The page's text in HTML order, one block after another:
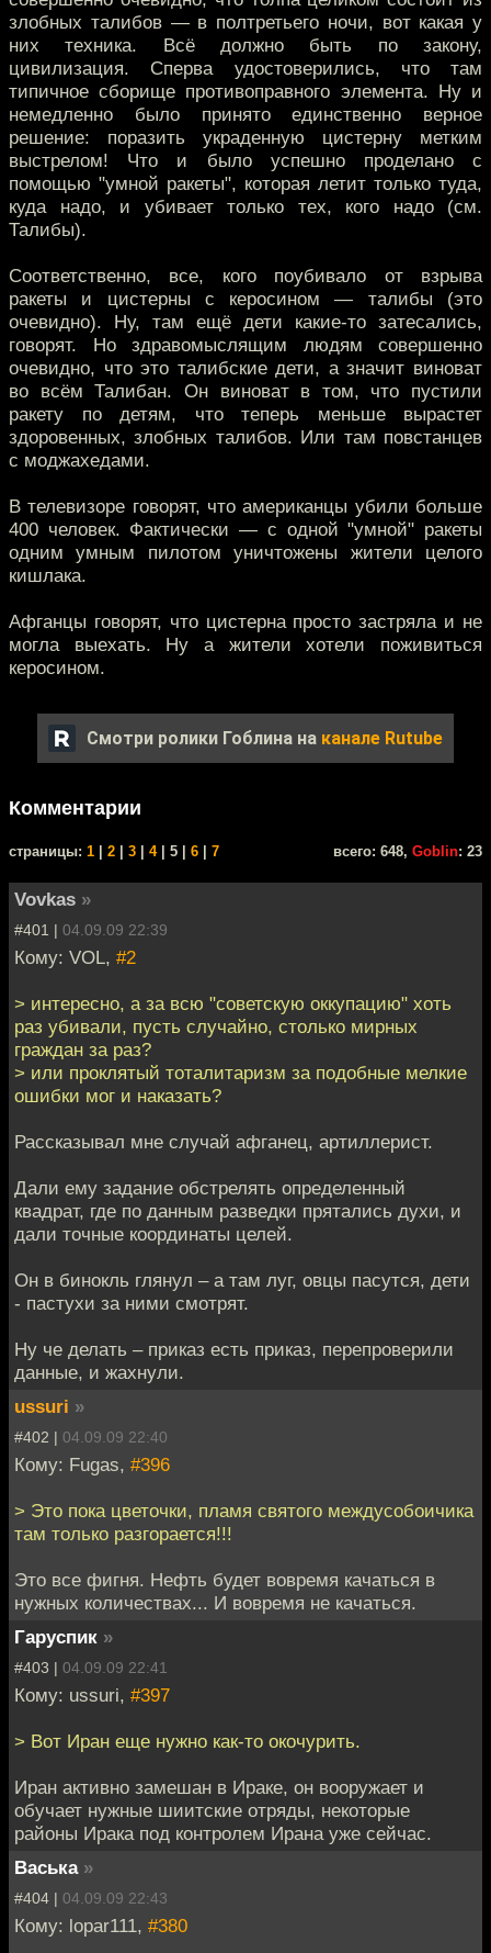
злобных талибов — в полтретьего ночи, вот какая у
них техника. Всё должно быть по закону,
цивилизация. Сперва удостоверились, что там
типичное сборище противоправного элемента. Ну и
немедленно было принято единственно верное
решение: поразить украденную цистерну метким
выстрелом! Что и было успешно проделано с
помощью "умной ракеты", которая летит только туда,
куда надо, и убивает только тех, кого надо (см.
Талибы).
Соответственно, все, кого поубивало от взрыва
ракеты и цистерны с керосином — талибы (это
очевидно). Ну, там ещё дети какие-то затесались,
говорят. Но здравомыслящим людям совершенно
очевидно, что это талибские дети, а значит виноват
во всём Талибан. Он виноват в том, что пустили
ракету по детям, что теперь меньше вырастет
здоровенных, злобных талибов. Или там повстанцев
с моджахедами.
В телевизоре говорят, что американцы убили больше
400 человек. Фактически — с одной "умной" ракеты
одним умным пилотом уничтожены жители целого
кишлака.
Афганцы говорят, что цистерна просто застряла и не
могла выехать. Ну а жители хотели поживиться
керосином.
Смотри ролики Гоблина на канале Rutube
Комментарии
cтраницы: 1 2 3 4| 5 | 6 7 всего: 648, Goblin: 23
Vovkas »
#401 | 04.09.09 22:39
Кому: VOL, #2
> интересно, а за всю "советскую оккупацию" хоть
раз убивали, пусть случайно, столько мирных
граждан за раз?
> или проклятый тоталитаризм за подобные мелкие
ошибки мог и наказать?
Рассказывал мне случай афганец, артиллерист.
Дали ему задание обстрелять определенный
квадрат, где по данным разведки прятались духи, и
дали точные координаты целей.
Он в бинокль глянул – а там луг, овцы пасутся, дети
- пастухи за ними смотрят.
Ну че делать – приказ есть приказ, перепроверили
данные, и жахнули.
ussuri »
#402 | 04.09.09 22:40
Кому: Fugas, #396
> Это пока цветочки, пламя святого междусобоичика
там только разгорается!!!
Это все фигня. Нефть будет вовремя качаться в
нужных количествах... И вовремя не качаться.
Гаруспик »
#403 | 04.09.09 22:41
Кому: ussuri, #397
> Вот Иран еще нужно как-то окочурить.
Иран активно замешан в Ираке, он вооружает и
обучает нужные шиитские отряды, некоторые
районы Ирака под контролем Ирана уже сейчас.
Васька »
#404 | 04.09.09 22:43
Кому: lopar111, #380